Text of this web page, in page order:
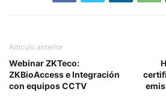
Artículo anterior
Webinar ZKTeco:
ZKBioAccess e Integración
con equipos CCTV